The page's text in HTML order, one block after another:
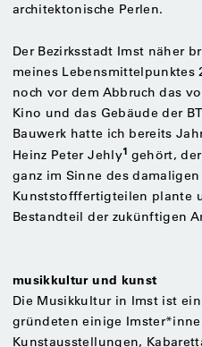
architektonische Perlen.
Der Bezirksstadt Imst näher
meines Lebensmittelpunktes
noch vor dem Abbruch das
Kino und das Gebäude der
Bauwerk hatte ich bereits
Heinz Peter Jehly1 gehört,
ganz im Sinne des
Kunststofffertigteilen plante
Bestandteil der zukünftigen
musikkultur und kunst
Die Musikkultur in Imst ist
gründeten einige
Kunstausstellungen,